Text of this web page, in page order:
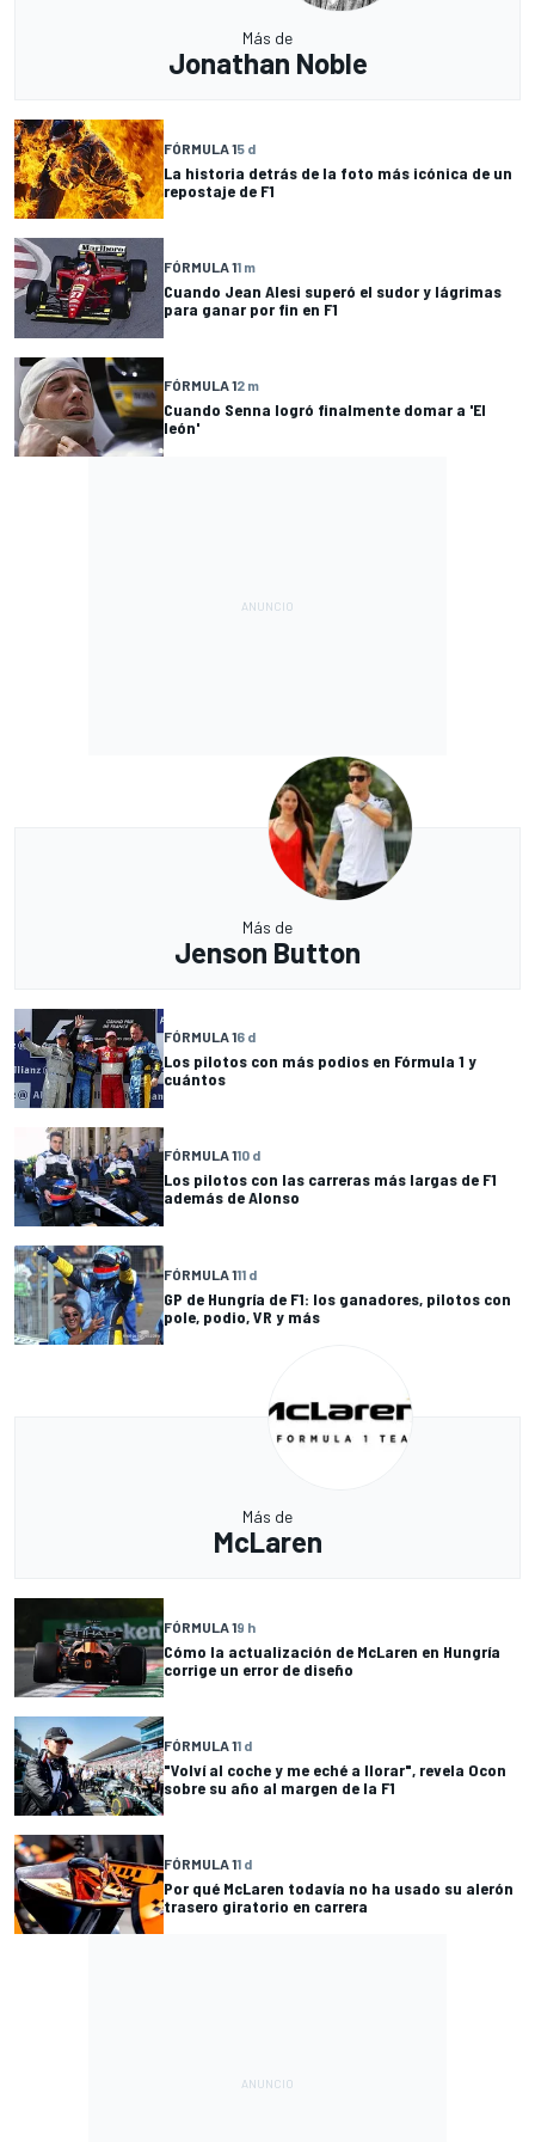
Más de
Jonathan Noble
FÓRMULA 15 d
La historia detrás de la foto más icónica de un
repostaje de F1
FÓRMULA 11 m
Cuando Jean Alesi superó el sudor y lágrimas
para ganar por fin en F1
FÓRMULA 12 m
Cuando Senna logró finalmente domar a 'El
león'
Más de
Jenson Button
FÓRMULA 16 d
Los pilotos con más podios en Fórmula 1 y
cuántos
FÓRMULA 110 d
Los pilotos con las carreras más largas de F1
además de Alonso
FÓRMULA 111 d
GP de Hungría de F1: los ganadores, pilotos con
pole, podio, VR y más
Más de
McLaren
FÓRMULA 19 h
Cómo la actualización de McLaren en Hungría
corrige un error de diseño
FÓRMULA 11 d
"Volví al coche y me eché a llorar", revela Ocon
sobre su año al margen de la F1
FÓRMULA 11 d
Por qué McLaren todavía no ha usado su alerón
trasero giratorio en carrera